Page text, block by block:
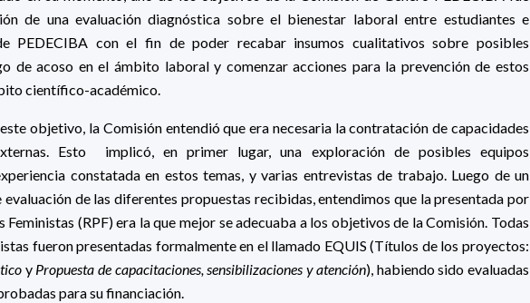
de una evaluación diagnóstica sobre el bienestar laboral entre estudiantes e
PEDECIBA con el fin de poder recabar insumos cualitativos sobre posibles
de acoso en el ámbito laboral y comenzar acciones para la prevención de estos
científico-académico.
objetivo, la Comisión entendió que era necesaria la contratación de capacidades
Esto implicó, en primer lugar, una exploración de posibles equipos
constatada en estos temas, y varias entrevistas de trabajo. Luego de un
de las diferentes propuestas recibidas, entendimos que la presentada por
Feministas (RPF) era la que mejor se adecuaba a los objetivos de la Comisión. Todas
fueron presentadas formalmente en el llamado EQUIS (Títulos de los proyectos:
y Propuesta de capacitaciones, sensibilizaciones y atención), habiendo sido evaluadas
para su financiación.